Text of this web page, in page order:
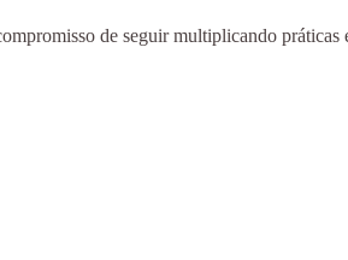
de seguir multiplicando